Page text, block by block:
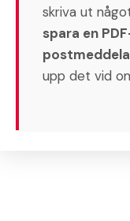
skriva ut
spara en
upp det vid